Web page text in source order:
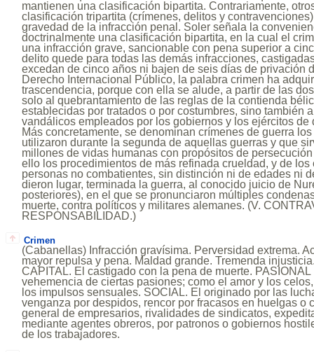
mantienen una clasificación bipartita. Contrariamente,
clasificación tripartita (crímenes, delitos y
gravedad de la infracción penal. Soler señala la
doctrinalmente una clasificación bipartita, en la cual el
una infracción grave, sancionable con pena superior a
delito quede para todas las demás infracciones,
excedan de cinco años ni bajen de seis días de privación
Derecho Internacional Público, la palabra crimen ha
trascendencia, porque con ella se alude, a partir de las
solo al quebrantamiento de las reglas de la contienda
establecidas por tratados o por costumbres, sino también
vandálicos empleados por los gobiernos y los ejércitos de
Más concretamente, se denominan crímenes de guerra
utilizaron durante la segunda de aquellas guerras y que
millones de vidas humanas con propósitos de
ello los procedimientos de más refinada crueldad, y de
personas no combatientes, sin distinción ni de edades ni
dieron lugar, terminada la guerra, al conocido juicio de
posteriores), en el que se pronunciaron múltiples
muerte, contra políticos y militares alemanes. (V.
RESPONSABILIDAD.)
Crimen
(Cabanellas) Infracción gravísima. Perversidad extrema.
mayor repulsa y pena. Maldad grande. Tremenda
CAPITAL. El castigado con la pena de muerte.
vehemencia de ciertas pasiones; como el amor y los
los impulsos sensuales. SOCIAL. El originado por las
venganza por despidos, rencor por fracasos en huelgas o
general de empresarios, rivalidades de sindicatos,
mediante agentes obreros, por patronos o gobiernos
de los trabajadores.